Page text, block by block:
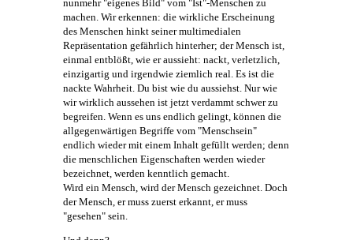
nunmehr "eigenes Bild" vom "Ist"-Menschen zu
machen. Wir erkennen: die wirkliche Erscheinung
des Menschen hinkt seiner multimedialen
Repräsentation gefährlich hinterher; der Mensch ist,
einmal entblößt, wie er aussieht: nackt, verletzlich,
einzigartig und irgendwie ziemlich real. Es ist die
nackte Wahrheit. Du bist wie du aussiehst. Nur wie
wir wirklich aussehen ist jetzt verdammt schwer zu
begreifen. Wenn es uns endlich gelingt, können die
allgegenwärtigen Begriffe vom "Menschsein"
endlich wieder mit einem Inhalt gefüllt werden; denn
die menschlichen Eigenschaften werden wieder
bezeichnet, werden kenntlich gemacht.
Wird ein Mensch, wird der Mensch gezeichnet. Doch
der Mensch, er muss zuerst erkannt, er muss
"gesehen" sein.